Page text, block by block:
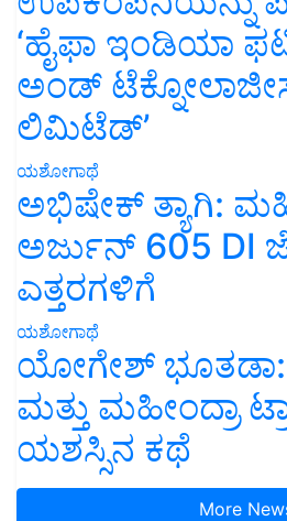
‘ಹೈಫಾ ಇಂಡಿಯಾ
ಅಂಡ್
ಲಿಮಿಟೆಡ್’
ಯಶೋಗಾಥೆ
ಅಭಿಷೇಕ್ ತ್ಯಾಗಿ:
ಅರ್ಜುನ್ 605 DI
ಎತ್ತರಗಳಿಗೆ
ಯಶೋಗಾಥೆ
ಯೋಗೇಶ್ ಭೂತಡಾ:
ಮತ್ತು ಮಹೀಂದ್ರಾ
ಯಶಸ್ಸಿನ ಕಥೆ
More